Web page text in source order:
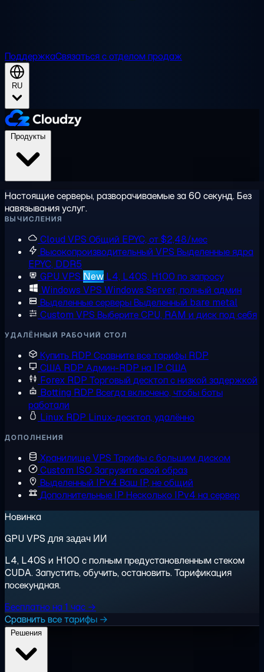
ПоддержкаСвязаться с отделом продаж
RU
Настоящие серверы, разворачиваемые за 60 секунд. Без
навязывания услуг.
ВЫЧИСЛЕНИЯ
Cloud VPS Общий EPYC, от $2,48/мес
Высокопроизводительный VPS Выделенные ядра
EPYC, DDR5
GPU VPS New L4, L40S, H100 по запросу
Windows VPS Windows Server, полный админ
Выделенные серверыВыделенный bare metal
Custom VPS Выберите CPU, RAM и диск под себя
УДАЛЁННЫЙ РАБОЧИЙ СТОЛ
Купить RDP Сравните все тарифы RDP
США RDP Админ-RDP на IP США
Forex RDP Торговый десктоп с низкой задержкой
Botting RDP Всегда включено, чтобы боты
работали
Linux RDP Linux-десктоп, удалённо
ДОПОЛНЕНИЯ
Хранилище VPS Тарифы с большим диском
Custom ISO Загрузите свой образ
Выделенный IPv4 Ваш IP, не общий
Дополнительные IP Несколько IPv4 на сервер
Новинка
GPU VPS для задач ИИ
L4, L40S и H100 с полным предустановленным стеком
CUDA. Запустить, обучить, остановить. Тарификация
посекундная.
Бесплатно на 1 час →
Сравнить все тарифы →